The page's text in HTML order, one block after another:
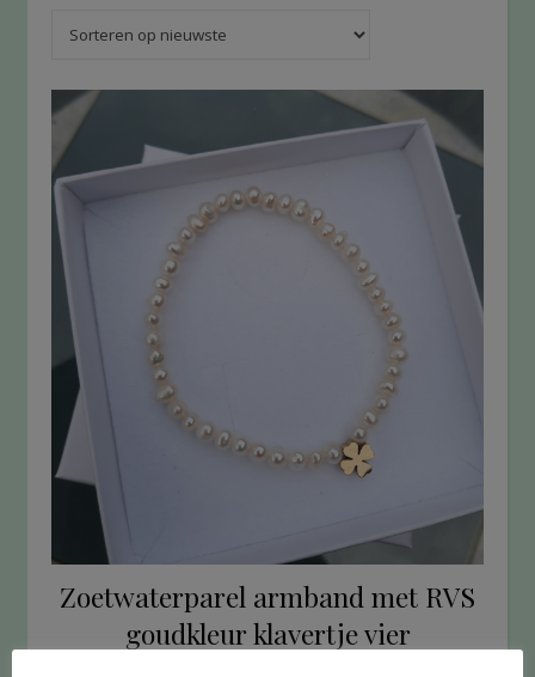
Zoetwaterparel armband met RVS
goudkleur klavertje vier